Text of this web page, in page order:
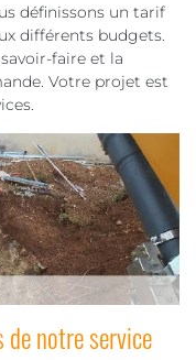
définissons un tarif
différents budgets.
faire et la
Votre projet est
notre service